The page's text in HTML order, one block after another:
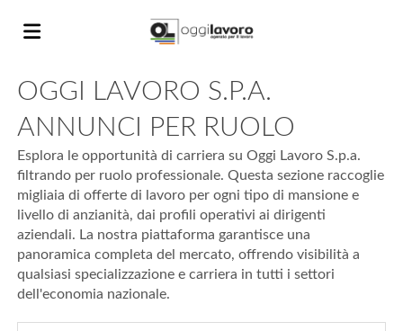
Home
Offerte
di
lavoro
Carica
il
Login
OGGI LAVORO S.P.A.
ANNUNCI PER RUOLO
Esplora le opportunità di carriera su Oggi Lavoro S.p.a.
filtrando per ruolo professionale. Questa sezione raccoglie
migliaia di offerte di lavoro per ogni tipo di mansione e
livello di anzianità, dai profili operativi ai dirigenti
aziendali. La nostra piattaforma garantisce una
panoramica completa del mercato, offrendo visibilità a
qualsiasi specializzazione e carriera in tutti i settori
dell'economia nazionale.